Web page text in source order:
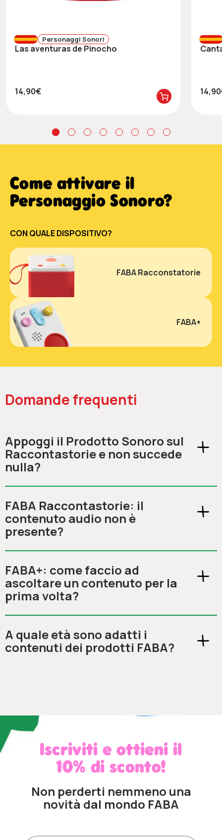
Personaggi Sonori
Las aventuras de Pinocho
14,90€
Come attivare il
Personaggio Sonoro?
CON QUALE DISPOSITIVO?
FABA Racconstatorie
FABA+
Domande frequenti
Appoggi il Prodotto Sonoro sul
Raccontastorie e non succede
nulla?
FABA Raccontastorie: il
contenuto audio non è
presente?
FABA+: come faccio ad
ascoltare un contenuto per la
prima volta?
A quale età sono adatti i
contenuti dei prodotti FABA?
Iscriviti e ottieni il
10% di sconto!
Non perderti nemmeno una
novità dal mondo FABA